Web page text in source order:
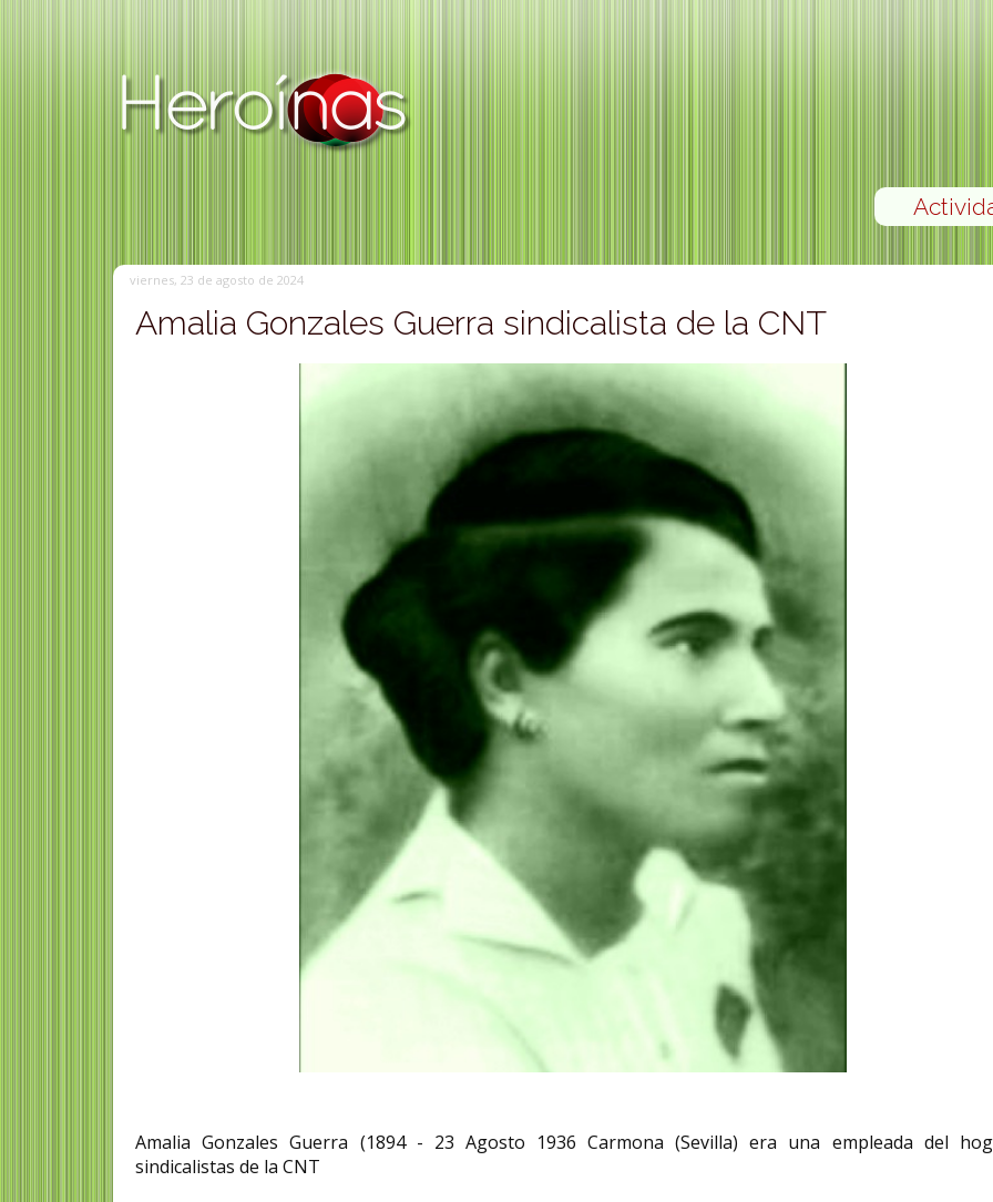
viernes, 23 de agosto de 2024
Amalia Gonzales Guerra sindicalista de la CNT
Amalia Gonzales Guerra (1894 - 23 Agosto 1936 Carmona (Sevilla) era una empleada del
sindicalistas de la CNT
plastica
Letras